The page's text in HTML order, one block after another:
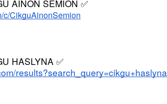
AINON SEMION ✅
c/CikguAinonSemion
HASLYNA ✅
results?search_query=cikgu+haslyna